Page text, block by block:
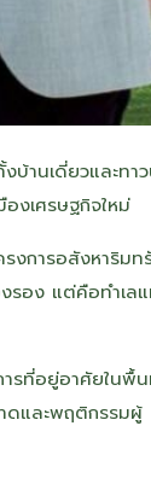
านเดี่ยวและทา
งเศรษฐกิจใหม่
งการอสังหาริม
รอง แต่คือทำเล
ารที่อยู่อาศัยในพื้
ดและพฤติกรรมผู้